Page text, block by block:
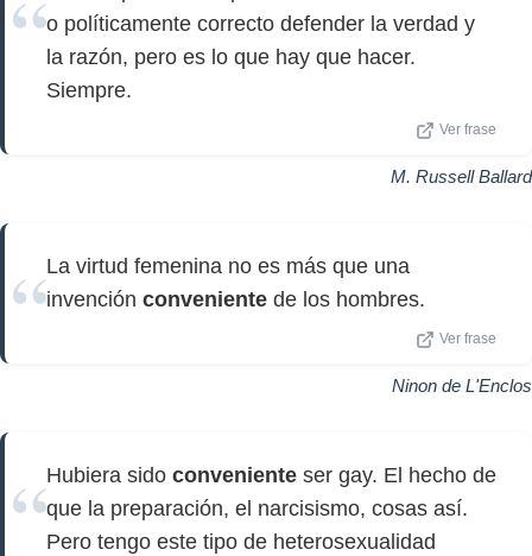
o políticamente correcto defender la verdad y
la razón, pero es lo que hay que hacer.
Siempre.
Ver frase
M. Russell Ballard
La virtud femenina no es más que una
invención conveniente de los hombres.
Ver frase
Ninon de L'Enclos
Hubiera sido conveniente ser gay. El hecho de
que la preparación, el narcisismo, cosas así.
Pero tengo este tipo de heterosexualidad